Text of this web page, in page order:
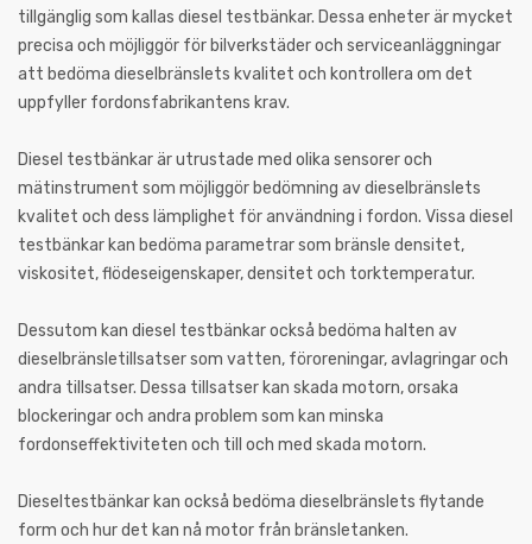
tillgänglig som kallas diesel testbänkar. Dessa enheter är mycket
precisa och möjliggör för bilverkstäder och serviceanläggningar
att bedöma dieselbränslets kvalitet och kontrollera om det
uppfyller fordonsfabrikantens krav.
Diesel testbänkar är utrustade med olika sensorer och
mätinstrument som möjliggör bedömning av dieselbränslets
kvalitet och dess lämplighet för användning i fordon. Vissa diesel
testbänkar kan bedöma parametrar som bränsle densitet,
viskositet, flödeseigenskaper, densitet och torktemperatur.
Dessutom kan diesel testbänkar också bedöma halten av
dieselbränsletillsatser som vatten, föroreningar, avlagringar och
andra tillsatser. Dessa tillsatser kan skada motorn, orsaka
blockeringar och andra problem som kan minska
fordonseffektiviteten och till och med skada motorn.
Dieseltestbänkar kan också bedöma dieselbränslets flytande
form och hur det kan nå motor från bränsletanken.